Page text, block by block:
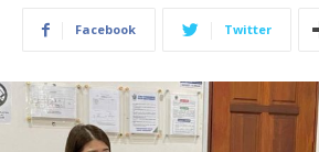
Facebook Twitter